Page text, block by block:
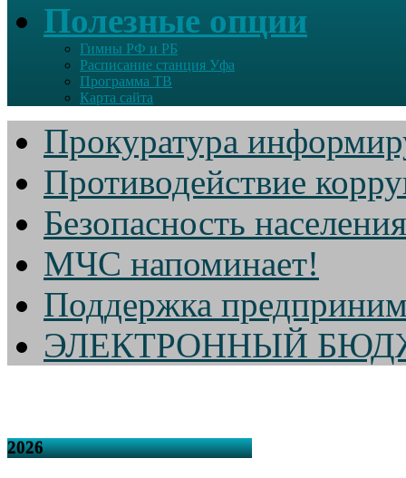
Полезные опции
Гимны РФ и РБ
Расписание станция Уфа
Программа ТВ
Карта сайта
Прокуратура
Противодействие
Безопасность населения
МЧС напоминает!
Поддержка
ЭЛЕКТРОННЫЙ
2026